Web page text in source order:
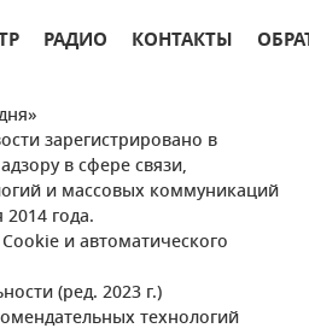
РАДИО КОНТАКТЫ
зарегистрировано в
в сфере связи,
и массовых коммуникаций
года.
и автоматического
(ред. 2023 г.)
технологий